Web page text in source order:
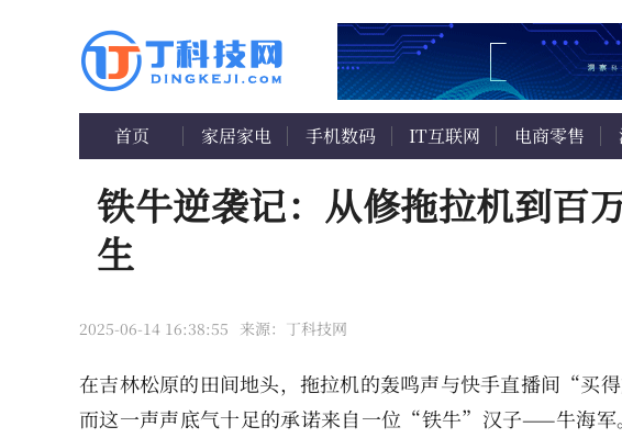
首页 家居家电 手机数码 IT互联网 电商零售
铁牛逆袭记：从修拖拉机到百
生
2025-06-14 16:38:55 来源：丁科技网
在吉林松原的田间地头，拖拉机的轰鸣声与快手直播间“买
而这一声声底气十足的承诺来自一位“铁牛”汉子——牛海军